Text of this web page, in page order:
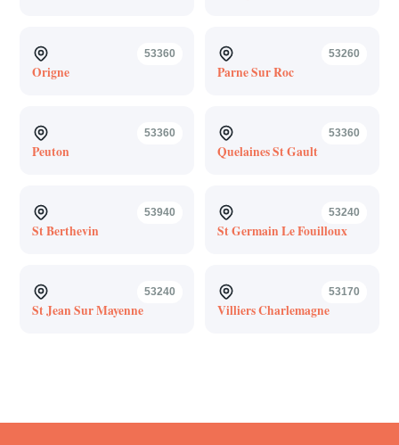
53360
Origne
53260
Parne Sur Roc
53360
Peuton
53360
Quelaines St Gault
53940
St Berthevin
53240
St Germain Le Fouilloux
53240
St Jean Sur Mayenne
53170
Villiers Charlemagne